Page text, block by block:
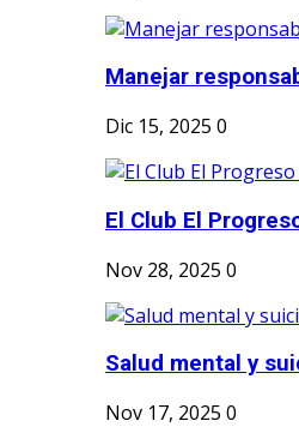
Manejar
Dic 15, 2025 0
El Club El
Nov 28, 2025 0
Salud mental y
Nov 17, 2025 0